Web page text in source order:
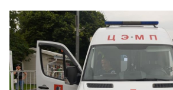
Афиша
Книги
Выставки
Пресс-
релизы